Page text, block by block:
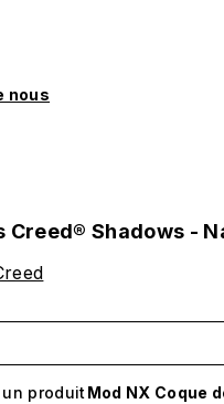
nous
Creed® Shadows -
produit Mod NX Coque